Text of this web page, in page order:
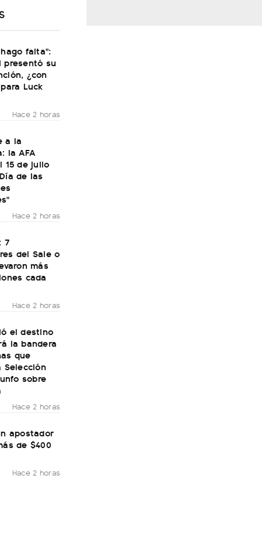
falta":
presentó su
¿con
Luck
Hace 2 horas
a la
la AFA
15 de julio
de las
Hace 2 horas
7
del Sale o
más
cada
Hace 2 horas
el destino
la bandera
que
sobre
Hace 2 horas
apostador
de $400
Hace 2 horas